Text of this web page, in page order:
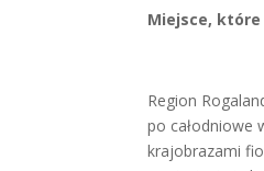
Miejsce,
Region
po całodniowe
krajobrazami